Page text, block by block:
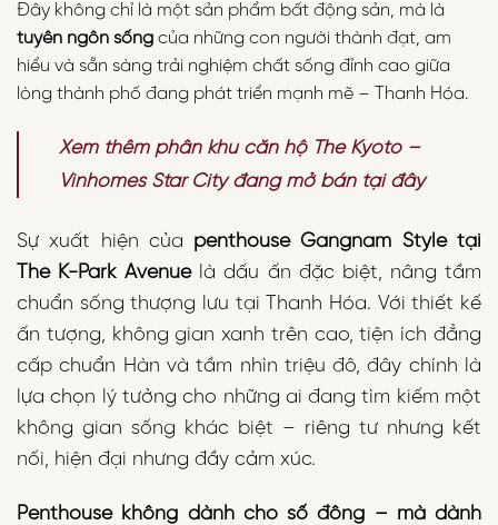
Đây không chỉ là một sản phẩm bất động sản, mà là
tuyên ngôn sống của những con người thành đạt, am
hiểu và sẵn sàng trải nghiệm chất sống đỉnh cao giữa
lòng thành phố đang phát triển mạnh mẽ – Thanh Hóa.
Xem thêm phân khu căn hộ The Kyoto –
Vinhomes Star City đang mở bán tại đây
Sự xuất hiện của penthouse Gangnam Style tại
The K-Park Avenuelà dấu ấn đặc biệt, nâng tầm
chuẩn sống thượng lưu tại Thanh Hóa. Với thiết kế
ấn tượng, không gian xanh trên cao, tiện ích đẳng
cấp chuẩn Hàn và tầm nhìn triệu đô, đây chính là
lựa chọn lý tưởng cho những ai đang tìm kiếm một
không gian sống khác biệt – riêng tư nhưng kết
nối, hiện đại nhưng đầy cảm xúc.
Penthouse không dành cho số đông – mà dành